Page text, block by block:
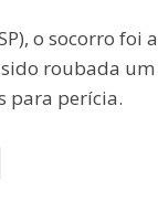
o socorro
roubada
para perícia.